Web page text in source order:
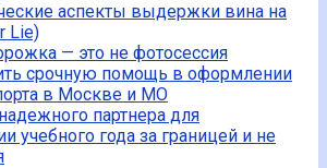
аспекты выдержки вина на
Lie)
— это не фотосессия
срочную помощь в оформлении
в Москве и МО
партнера для
учебного года за границей и не